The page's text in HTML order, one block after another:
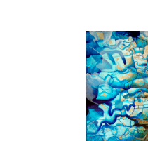
Plage
de
prix :
580€
à
880€